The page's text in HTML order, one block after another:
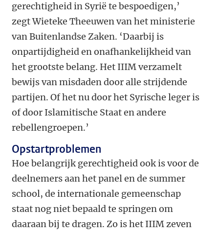
gerechtigheid in Syrië te bespoedigen,’
zegt Wieteke Theeuwen van het ministerie
van Buitenlandse Zaken. ‘Daarbij is
onpartijdigheid en onafhankelijkheid van
het grootste belang. Het IIIM verzamelt
bewijs van misdaden door alle strijdende
partijen. Of het nu door het Syrische leger is
of door Islamitische Staat en andere
rebellengroepen.’
Opstartproblemen
Hoe belangrijk gerechtigheid ook is voor de
deelnemers aan het panel en de summer
school, de internationale gemeenschap
staat nog niet bepaald te springen om
daaraan bij te dragen. Zo is het IIIM zeven